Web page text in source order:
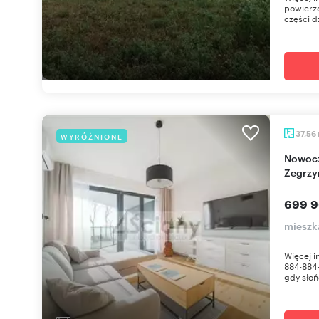
części
WYRÓŻNIONE 37,56
Nowoczesny apartament z tarasem nad Zalewem
699
Więcej
gdy